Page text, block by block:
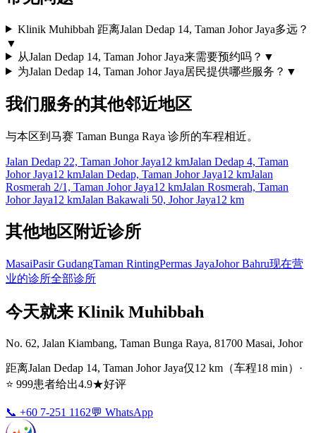
Klinik Muhibbah 距离Jalan Dedap 14, Taman Johor Jaya多远？
▼
从Jalan Dedap 14, Taman Johor Jaya来需要预约吗？ ▼
为Jalan Dedap 14, Taman Johor Jaya居民提供哪些服务？ ▼
我们服务的其他邻近地区
与本区到马赛 Taman Bunga Raya 诊所的车程相近。
Jalan Dedap 22, Taman Johor Jaya12 kmJalan Dedap 4, Taman
Johor Jaya12 kmJalan Dedap, Taman Johor Jaya12 kmJalan
Rosmerah 2/1, Taman Johor Jaya12 kmJalan Rosmerah, Taman
Johor Jaya12 kmJalan Bakawali 50, Johor Jaya12 km
其他地区附近诊所
MasaiPasir GudangTaman RintingPermas JayaJohor Bahru现在营
业的诊所全部诊所
今天就来 Klinik Muhibbah
No. 62, Jalan Kiambang, Taman Bunga Raya, 81700 Masai, Johor
距离Jalan Dedap 14, Taman Johor Jaya仅12 km（车程18 min）·
⭐ 999患者给出4.9★好评
📞 +60 7-251 1162💬 WhatsApp